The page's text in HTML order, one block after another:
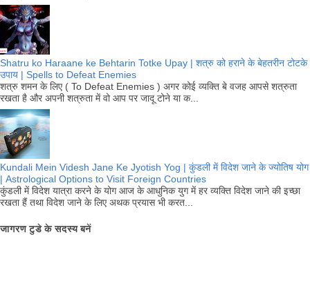
Shatru ko Haraane ke Behtarin Totke Upay | शत्रु को हराने के बेहतरीन टोटके
उपाय | Spells to Defeat Enemies
शत्रु शमन के लिए ( To Defeat Enemies ) अगर कोई व्यक्ति बे वजह आपसे शत्रुता
रखता है और अपनी शत्रुता में वो आप पर जादू टोने या क...
Kundali Mein Videsh Jane Ke Jyotish Yog | कुंडली में विदेश जाने के ज्योतिष योग
| Astrological Options to Visit Foreign Countries
कुंडली में विदेश यात्रा करने के योग आज के आधुनिक युग में हर व्यक्ति विदेश जाने की इच्छा
रखता हैं तथा विदेश जाने के लिए अथक प्रयास भी करत...
जागरण टुडे के सदस्य बनें